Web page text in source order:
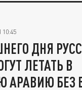
10:45
ДНЯ
ЛЕТАТЬ В
АРАВИЮ БЕЗ